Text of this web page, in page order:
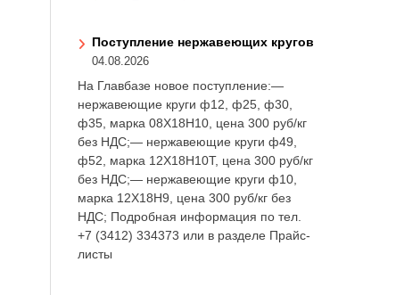
Поступление нержавеющих кругов
04.08.2026
На Главбазе новое поступление:—
нержавеющие круги ф12, ф25, ф30,
ф35, марка 08Х18Н10, цена 300 руб/кг
без НДС;— нержавеющие круги ф49,
ф52, марка 12Х18Н10Т, цена 300 руб/кг
без НДС;— нержавеющие круги ф10,
марка 12Х18Н9, цена 300 руб/кг без
НДС; Подробная информация по тел.
+7 (3412) 334373 или в разделе Прайс-
листы